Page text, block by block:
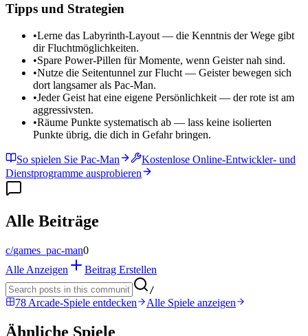
Tipps und Strategien
•Lerne das Labyrinth-Layout — die Kenntnis der Wege gibt
dir Fluchtmöglichkeiten.
•Spare Power-Pillen für Momente, wenn Geister nah sind.
•Nutze die Seitentunnel zur Flucht — Geister bewegen sich
dort langsamer als Pac-Man.
•Jeder Geist hat eine eigene Persönlichkeit — der rote ist am
aggressivsten.
•Räume Punkte systematisch ab — lass keine isolierten
Punkte übrig, die dich in Gefahr bringen.
So spielen Sie Pac-Man
Kostenlose Online-Entwickler- und
Dienstprogramme ausprobieren
Alle Beiträge
c/games_pac-man0
Alle Anzeigen
Beitrag Erstellen
/
78 Arcade-Spiele entdecken Alle Spiele anzeigen
Ähnliche Spiele